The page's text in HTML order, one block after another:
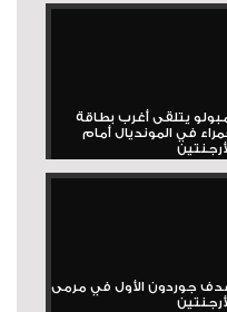
يتلقى أغرب بطاقة
في المونديال أمام
جوردون الأول في مرمى